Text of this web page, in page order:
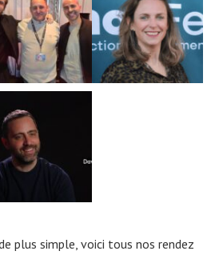
plus simple, voici tous nos rendez